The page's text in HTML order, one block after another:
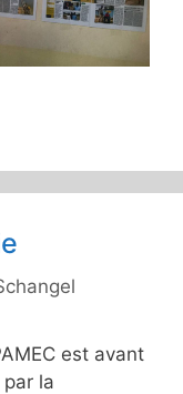
est avant
la